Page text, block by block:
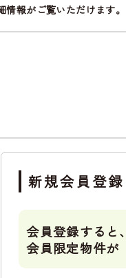
報がご覧いただけます。
新規会員登
会員登録すると
会員限定物件が